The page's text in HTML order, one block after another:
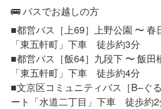
🚌 バスでお越しの方
■都営バス［上69］上野公園 〜 春
「東五軒町」下車　徒歩約3分
■都営バス［飯64］九段下 〜 飯田
「東五軒町」下車　徒歩約4分
■文京区コミュニティバス［B–ぐ
ート「水道二丁目」下車　徒歩約